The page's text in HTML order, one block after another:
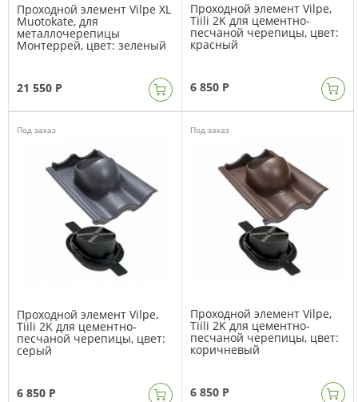
Проходной элемент Vilpe XL
Muotokate, для
металлочерепицы
Монтеррей, цвет: зеленый
21 550 Р
Проходной элемент Vilpe,
Tiili 2K для цементно-
песчаной черепицы, цвет:
красный
6 850 Р
Под заказ
Проходной элемент Vilpe,
Tiili 2K для цементно-
песчаной черепицы, цвет:
серый
6 850 Р
Под заказ
Проходной элемент Vilpe,
Tiili 2K для цементно-
песчаной черепицы, цвет:
коричневый
6 850 Р